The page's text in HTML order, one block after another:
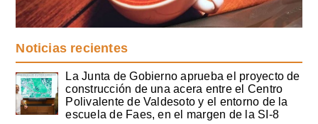
Noticias recientes
La Junta de Gobierno aprueba el proyecto de
construcción de una acera entre el Centro
Polivalente de Valdesoto y el entorno de la
escuela de Faes, en el margen de la SI-8